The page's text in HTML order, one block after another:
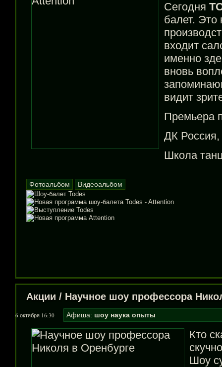
Сегодня
балет.
входит
именно
вновь
видит
Премьера
ДК Россия,
Школа
Фотоальбом Видеоальбом
Акции / Научное шоу профессора
6 октября 16:30 Афиша: шоу наука опыты
Кто
Шоу